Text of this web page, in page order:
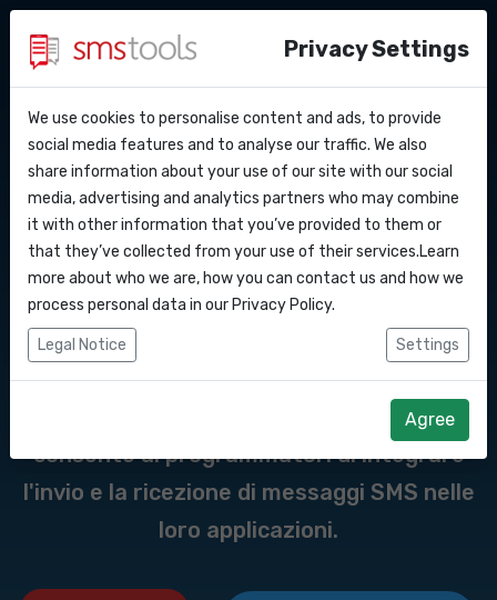
API Docs
Webhooks
Integrazioni
Zapier
Perche’ smstools?
Blog
Accordo del livello di servizio
Contatti
Richiedi un preventivo
Messaggi API del
gateway SMS verso il San
Marino
Un'API SMS è un'interfaccia di
programmazione delle applicazioni
(Application Programming Interface) che
consente ai programmatori di integrare
l'invio e la ricezione di messaggi SMS nelle
loro applicazioni.
Privacy Settings
We use cookies to personalise content and ads, to provide
social media features and to analyse our traffic. We also
share information about your use of our site with our social
media, advertising and analytics partners who may combine
it with other information that you’ve provided to them or
that they’ve collected from your use of their services.Learn
more about who we are, how you can contact us and how we
process personal data in our Privacy Policy.
Legal Notice Settings
Agree